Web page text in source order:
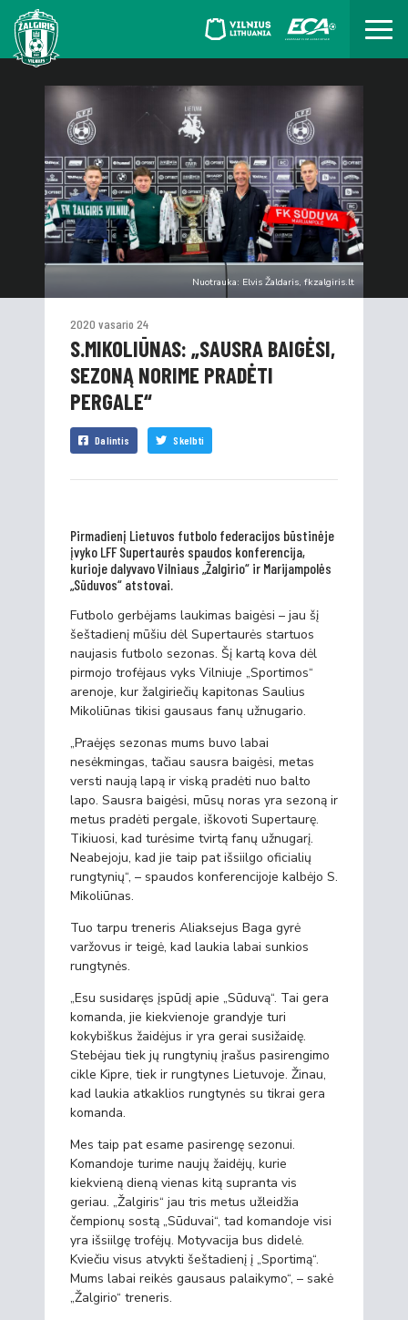
Nuotrauka: Elvis Žaldaris, fkzalgiris.lt
2020 vasario 24
S.MIKOLIŪNAS: „SAUSRA BAIGĖSI,
SEZONĄ NORIME PRADĖTI
PERGALE“
Dalintis Skelbti
Pirmadienį Lietuvos futbolo federacijos būstinėje
įvyko LFF Supertaurės spaudos konferencija,
kurioje dalyvavo Vilniaus „Žalgirio“ ir Marijampolės
„Sūduvos“ atstovai.
Futbolo gerbėjams laukimas baigėsi – jau šį
šeštadienį mūšiu dėl Supertaurės startuos
naujasis futbolo sezonas. Šį kartą kova dėl
pirmojo trofėjaus vyks Vilniuje „Sportimos“
arenoje, kur žalgiriečių kapitonas Saulius
Mikoliūnas tikisi gausaus fanų užnugario.
„Praėjęs sezonas mums buvo labai
nesėkmingas, tačiau sausra baigėsi, metas
versti naują lapą ir viską pradėti nuo balto
lapo. Sausra baigėsi, mūsų noras yra sezoną ir
metus pradėti pergale, iškovoti Supertaurę.
Tikiuosi, kad turėsime tvirtą fanų užnugarį.
Neabejoju, kad jie taip pat išsiilgo oficialių
rungtynių“, – spaudos konferencijoje kalbėjo S.
Mikoliūnas.
Tuo tarpu treneris Aliaksejus Baga gyrė
varžovus ir teigė, kad laukia labai sunkios
rungtynės.
„Esu susidaręs įspūdį apie „Sūduvą“. Tai gera
komanda, jie kiekvienoje grandyje turi
kokybiškus žaidėjus ir yra gerai susižaidę.
Stebėjau tiek jų rungtynių įrašus pasirengimo
cikle Kipre, tiek ir rungtynes Lietuvoje. Žinau,
kad laukia atkaklios rungtynės su tikrai gera
komanda.
Mes taip pat esame pasirengę sezonui.
Komandoje turime naujų žaidėjų, kurie
kiekvieną dieną vienas kitą supranta vis
geriau. „Žalgiris“ jau tris metus užleidžia
čempionų sostą „Sūduvai“, tad komandoje visi
yra išsiilgę trofėjų. Motyvacija bus didelė.
Kviečiu visus atvykti šeštadienį į „Sportimą“.
Mums labai reikės gausaus palaikymo“, – sakė
„Žalgirio“ treneris.